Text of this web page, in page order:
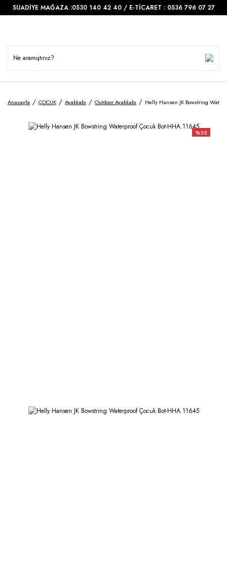
SUADİYE MAĞAZA :0530 140 42 40 / E-TİCARET : 0536 796 07 27
Anasayfa ÇOCUK Ayakkabı Outdoor Ayakkabı Helly Hansen JK Bowstring
%35